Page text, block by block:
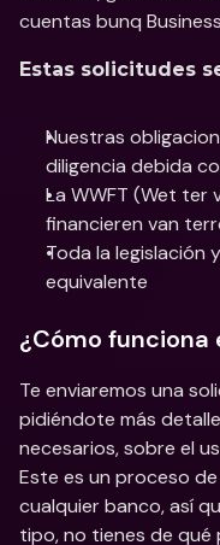
cuentas bunq
Estas solicitudes
Nuestras
diligencia debida
La WWFT (Wet ter
financieren van
Toda la legislación
equivalente
¿Cómo funciona
Te enviaremos una
pidiéndote más
necesarios, sobre el
Este es un proceso
cualquier banco, así
tipo, no tienes de qué